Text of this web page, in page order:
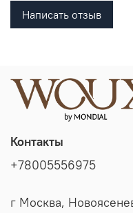
Написать отзыв
Контакты
+78005556975
г Москва,